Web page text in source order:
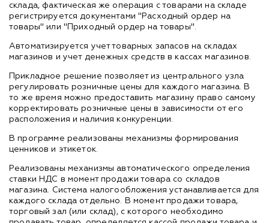
склада, фактическая же операция с товарами на складе
регистрируется документами "Расходный ордер на
товары" или "Приходный ордер на товары".
Автоматизируется учет товарных запасов на складах
магазинов и учет денежных средств в кассах магазинов.
Прикладное решение позволяет из центрального узла
регулировать розничные цены для каждого магазина. В
то же время можно предоставить магазину право самому
корректировать розничные цены в зависимости от его
расположения и наличия конкуренции.
В программе реализованы механизмы формирования
ценников и этикеток.
Реализованы механизмы автоматического определения
ставки НДС в момент продажи товара со складов
магазина. Система налогообложения устанавливается для
каждого склада отдельно. В момент продажи товара,
торговый зал (или склад), с которого необходимо